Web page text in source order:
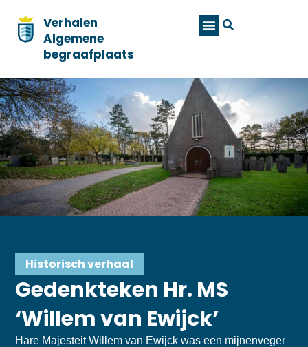
Verhalen
Algemene
begraafplaats
Historisch verhaal
Gedenkteken Hr. MS
‘Willem van Ewijck’
Hare Majesteit Willem van Ewijck was een mijnenveger